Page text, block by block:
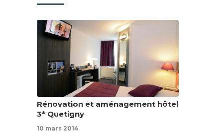
Rénovation et aménagement hôtel
3* Quetigny
10 mars 2014